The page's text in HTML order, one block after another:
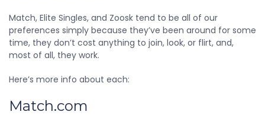
Match, Elite Singles, and Zoosk tend to be all of our
preferences simply because they’ve been around for some
time, they don’t cost anything to join, look, or flirt, and,
most of all, they work.
Here’s more info about each:
Match.com